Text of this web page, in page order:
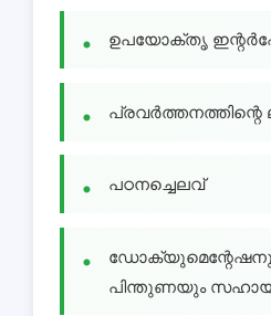
ഉപയോക്തൃ
പ്രവർത്തനത്തിന്റെ
പഠനച്ചെലവ്
ഡോക്യുമെന്റേഷനും
പിന്തുണയും